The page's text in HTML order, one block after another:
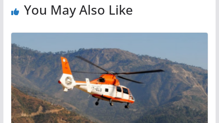
You May Also Like